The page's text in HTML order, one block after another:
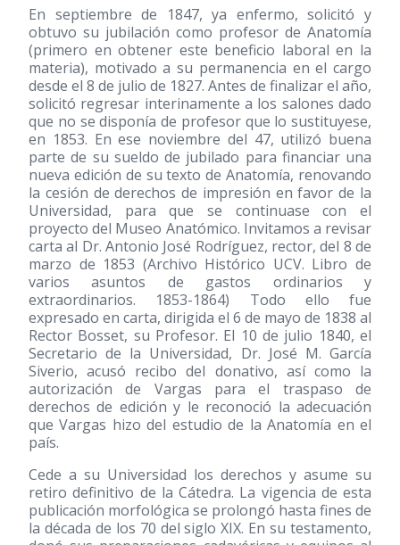
En septiembre de 1847, ya enfermo, solicitó y
obtuvo su jubilación como profesor de Anatomía
(primero en obtener este beneficio laboral en la
materia), motivado a su permanencia en el cargo
desde el 8 de julio de 1827. Antes de finalizar el año,
solicitó regresar interinamente a los salones dado
que no se disponía de profesor que lo sustituyese,
en 1853. En ese noviembre del 47, utilizó buena
parte de su sueldo de jubilado para financiar una
nueva edición de su texto de Anatomía, renovando
la cesión de derechos de impresión en favor de la
Universidad, para que se continuase con el
proyecto del Museo Anatómico. Invitamos a revisar
carta al Dr. Antonio José Rodríguez, rector, del 8 de
marzo de 1853 (Archivo Histórico UCV. Libro de
varios asuntos de gastos ordinarios y
extraordinarios. 1853-1864) Todo ello fue
expresado en carta, dirigida el 6 de mayo de 1838 al
Rector Bosset, su Profesor. El 10 de julio 1840, el
Secretario de la Universidad, Dr. José M. García
Siverio, acusó recibo del donativo, así como la
autorización de Vargas para el traspaso de
derechos de edición y le reconoció la adecuación
que Vargas hizo del estudio de la Anatomía en el
país.
Cede a su Universidad los derechos y asume su
retiro definitivo de la Cátedra. La vigencia de esta
publicación morfológica se prolongó hasta fines de
la década de los 70 del siglo XIX. En su testamento,